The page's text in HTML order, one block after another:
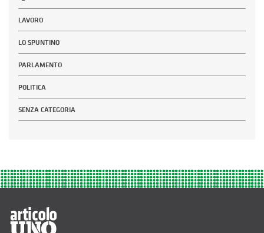
LAVORO
LO SPUNTINO
PARLAMENTO
POLITICA
SENZA CATEGORIA